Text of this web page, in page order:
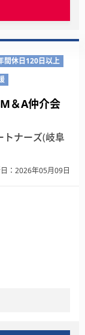
間休日120日以上
＆A仲介会
トナーズ(岐阜
：2026年05月09日